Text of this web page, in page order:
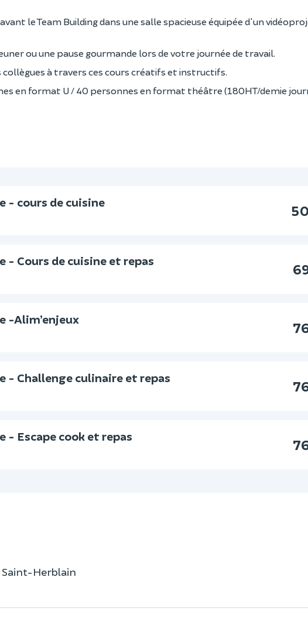
le Team Building dans une salle spacieuse équipée d'un
ou une pause gourmande lors de votre journée de travail.
à travers ces cours créatifs et instructifs.
en format U / 40 personnes en format théâtre (180HT/demie
- cours de cuisine
- Cours de cuisine et repas
-Alim’enjeux
- Challenge culinaire et repas
- Escape cook et repas
Saint-Herblain